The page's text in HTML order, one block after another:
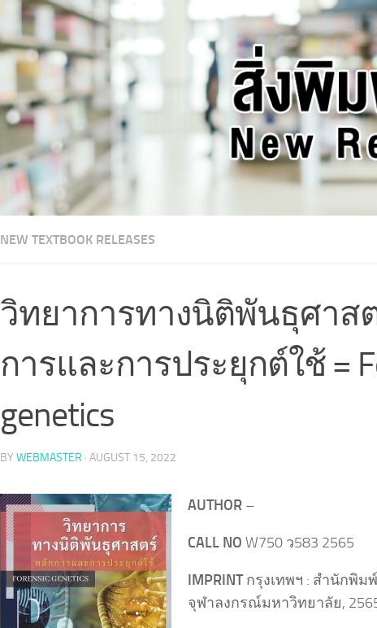
NEW TEXTBOOK RELEASES
วิทยาการทางนิติพันธุศาส
การและการประยุกต์ใช้ =
genetics
BY WEBMASTER · AUGUST 15, 2022
AUTHOR –
CALL NO W750 ว583 2565
IMPRINT กรุงเทพฯ : สำนักพิมพ์
จุฬาลงกรณ์มหาวิทยาลัย,